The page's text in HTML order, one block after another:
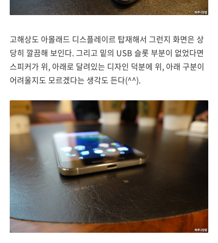
고해상도 아몰래드 디스플레이르 탑재해서 그런지 화면은 상
당히 깔끔해 보인다. 그리고 밑의 USB 슬롯 부분이 없었다면
스피커가 위, 아래로 달려있는 디자인 덕분에 위, 아래 구분이
어려울지도 모르겠다는 생각도 든다(^^).